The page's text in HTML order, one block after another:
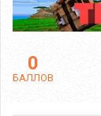
0
БАЛЛОВ